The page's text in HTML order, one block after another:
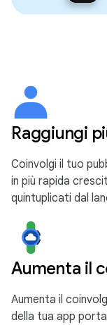
Raggiungi
Coinvolgi il tuo
in più rapida
quintuplicati dal
Aumenta il
Aumenta il
della tua app